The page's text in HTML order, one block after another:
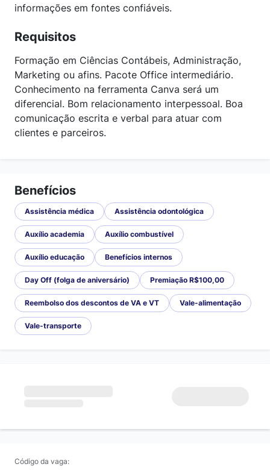
informações em fontes confiáveis.
Requisitos
Formação em Ciências Contábeis, Administração,
Marketing ou afins. Pacote Office intermediário.
Conhecimento na ferramenta Canva será um
diferencial. Bom relacionamento interpessoal. Boa
comunicação escrita e verbal para atuar com
clientes e parceiros.
Benefícios
Assistência médica Assistência odontológica
Auxílio academia Auxílio combustível
Auxílio educação Benefícios internos
Day Off (folga de aniversário) Premiação R$100,00
Reembolso dos descontos de VA e VT Vale-alimentação
Vale-transporte
Código da vaga: